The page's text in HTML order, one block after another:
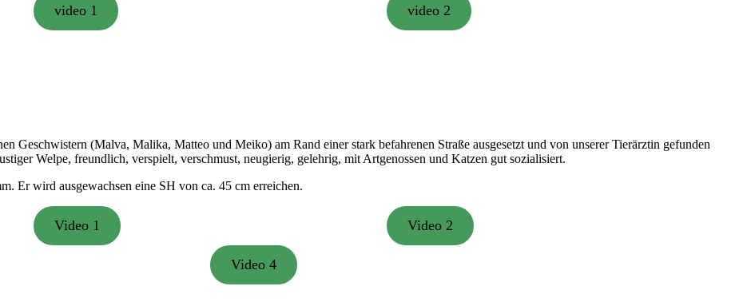
video 1 video 2
Geschwistern (Malva, Malika, Matteo und Meiko) am Rand einer stark befahrenen Straße ausgesetzt und von unserer Tierärztin gefunden
Welpe, freundlich, verspielt, verschmust, neugierig, gelehrig, mit Artgenossen und Katzen gut sozialisiert.
Er wird ausgewachsen eine SH von ca. 45 cm erreichen.
Video 1 Video 2
Video 4